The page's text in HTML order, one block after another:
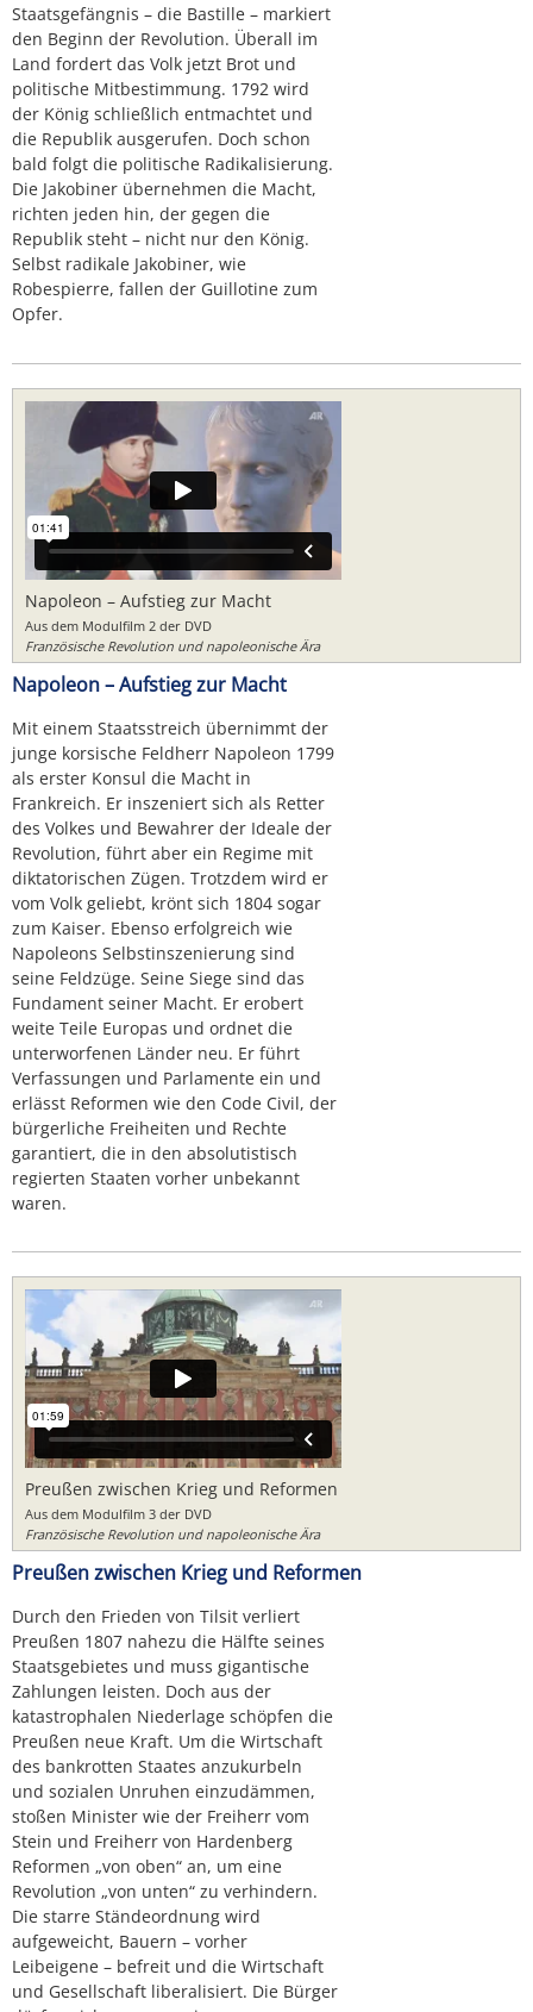
Staatsgefängnis – die Bastille – markiert
den Beginn der Revolution. Überall im
Land fordert das Volk jetzt Brot und
politische Mitbestimmung. 1792 wird
der König schließlich entmachtet und
die Republik ausgerufen. Doch schon
bald folgt die politische Radikalisierung.
Die Jakobiner übernehmen die Macht,
richten jeden hin, der gegen die
Republik steht – nicht nur den König.
Selbst radikale Jakobiner, wie
Robespierre, fallen der Guillotine zum
Opfer.
Napoleon – Aufstieg zur Macht
Aus dem Modulfilm 2 der DVD
Französische Revolution und napoleonische Ära
Napoleon – Aufstieg zur Macht
Mit einem Staatsstreich übernimmt der
junge korsische Feldherr Napoleon 1799
als erster Konsul die Macht in
Frankreich. Er inszeniert sich als Retter
des Volkes und Bewahrer der Ideale der
Revolution, führt aber ein Regime mit
diktatorischen Zügen. Trotzdem wird er
vom Volk geliebt, krönt sich 1804 sogar
zum Kaiser. Ebenso erfolgreich wie
Napoleons Selbstinszenierung sind
seine Feldzüge. Seine Siege sind das
Fundament seiner Macht. Er erobert
weite Teile Europas und ordnet die
unterworfenen Länder neu. Er führt
Verfassungen und Parlamente ein und
erlässt Reformen wie den Code Civil, der
bürgerliche Freiheiten und Rechte
garantiert, die in den absolutistisch
regierten Staaten vorher unbekannt
waren.
Preußen zwischen Krieg und Reformen
Aus dem Modulfilm 3 der DVD
Französische Revolution und napoleonische Ära
Preußen zwischen Krieg und Reformen
Durch den Frieden von Tilsit verliert
Preußen 1807 nahezu die Hälfte seines
Staatsgebietes und muss gigantische
Zahlungen leisten. Doch aus der
katastrophalen Niederlage schöpfen die
Preußen neue Kraft. Um die Wirtschaft
des bankrotten Staates anzukurbeln
und sozialen Unruhen einzudämmen,
stoßen Minister wie der Freiherr vom
Stein und Freiherr von Hardenberg
Reformen „von oben“ an, um eine
Revolution „von unten“ zu verhindern.
Die starre Ständeordnung wird
aufgeweicht, Bauern – vorher
Leibeigene – befreit und die Wirtschaft
und Gesellschaft liberalisiert. Die Bürger